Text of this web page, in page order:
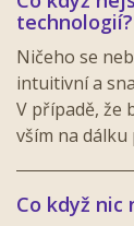
technologií?
Ničeho se
intuitivní a
V případě, že
vším na dálku
Co když nic